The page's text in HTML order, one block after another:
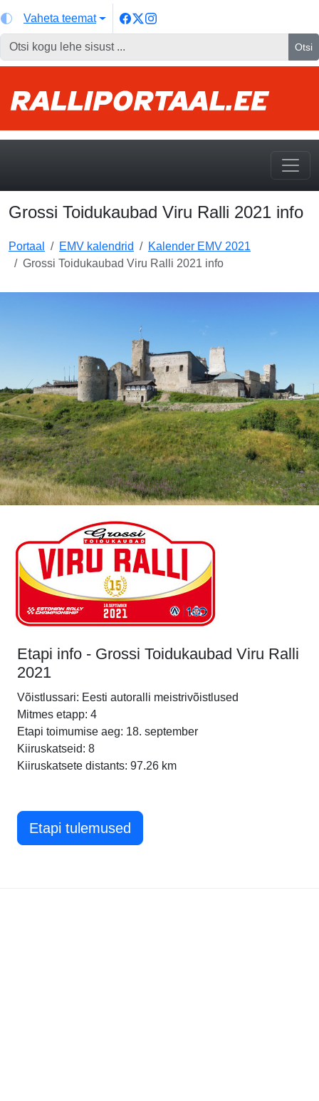
Vaheta teemat
Otsi
Grossi Toidukaubad Viru Ralli 2021 info
Portaal EMV kalendrid
Kalender EMV 2021
Grossi Toidukaubad Viru Ralli 2021 info
Etapi info - Grossi Toidukaubad Viru Ralli
2021
Võistlussari: Eesti autoralli meistrivõistlused
Mitmes etapp: 4
Etapi toimumise aeg: 18. september
Kiiruskatseid: 8
Kiiruskatsete distants: 97.26 km
Etapi tulemused